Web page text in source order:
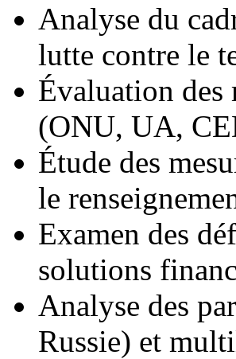
Analyse du
lutte contre le
Évaluation des
(ONU, UA,
Étude des
le
Examen des
solutions
Analyse des
Russie) et